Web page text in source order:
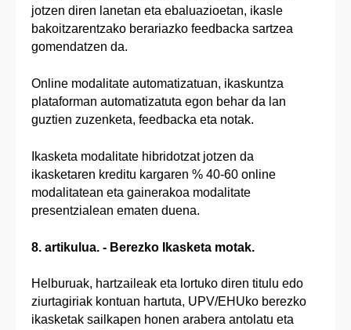
jotzen diren lanetan eta ebaluazioetan, ikasle
bakoitzarentzako berariazko feedbacka sartzea
gomendatzen da.
Online modalitate automatizatuan, ikaskuntza
plataforman automatizatuta egon behar da lan
guztien zuzenketa, feedbacka eta notak.
Ikasketa modalitate hibridotzat jotzen da
ikasketaren kreditu kargaren % 40-60 online
modalitatean eta gainerakoa modalitate
presentzialean ematen duena.
8. artikulua. - Berezko Ikasketa motak.
Helburuak, hartzaileak eta lortuko diren titulu edo
ziurtagiriak kontuan hartuta, UPV/EHUko berezko
ikasketak sailkapen honen arabera antolatu eta